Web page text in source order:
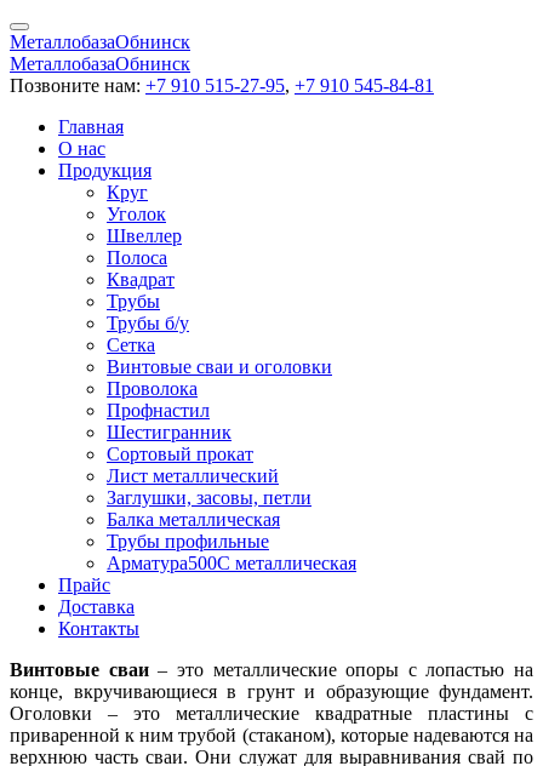
МеталлобазаОбнинск
МеталлобазаОбнинск
Позвоните нам: +7 910 515-27-95, +7 910 545-84-81
Главная
О нас
Продукция
Круг
Уголок
Швеллер
Полоса
Квадрат
Трубы
Трубы б/у
Сетка
Винтовые сваи и оголовки
Проволока
Профнастил
Шестигранник
Сортовый прокат
Лист металлический
Заглушки, засовы, петли
Балка металлическая
Трубы профильные
Арматура500С металлическая
Прайс
Доставка
Контакты
Винтовые сваи– это металлические опоры с лопастью на
конце, вкручивающиеся в грунт и образующие фундамент.
Оголовки – это металлические квадратные пластины с
приваренной к ним трубой (стаканом), которые надеваются на
верхнюю часть сваи. Они служат для выравнивания свай по